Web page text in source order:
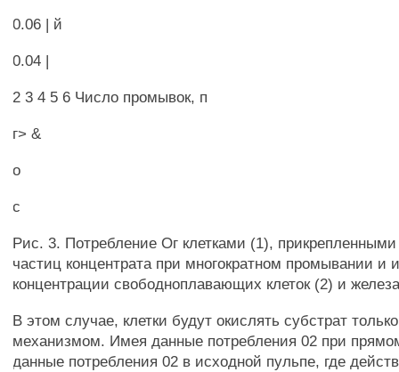
0.06 | й
0.04 |
2 3 4 5 6 Число промывок, п
г> &
о
с
Рис. 3. Потребление Ог клетками (1), прикрепленными
частиц концентрата при многократном промывании и
концентрации свободноплавающих клеток (2) и
В этом случае, клетки будут окислять субстрат
механизмом. Имея данные потребления 02 при
данные потребления 02 в исходной пульпе, где